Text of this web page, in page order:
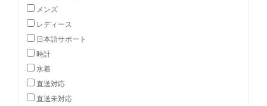
メンズ
レディース
日本語サポート
時計
水着
直送対応
直送未対応